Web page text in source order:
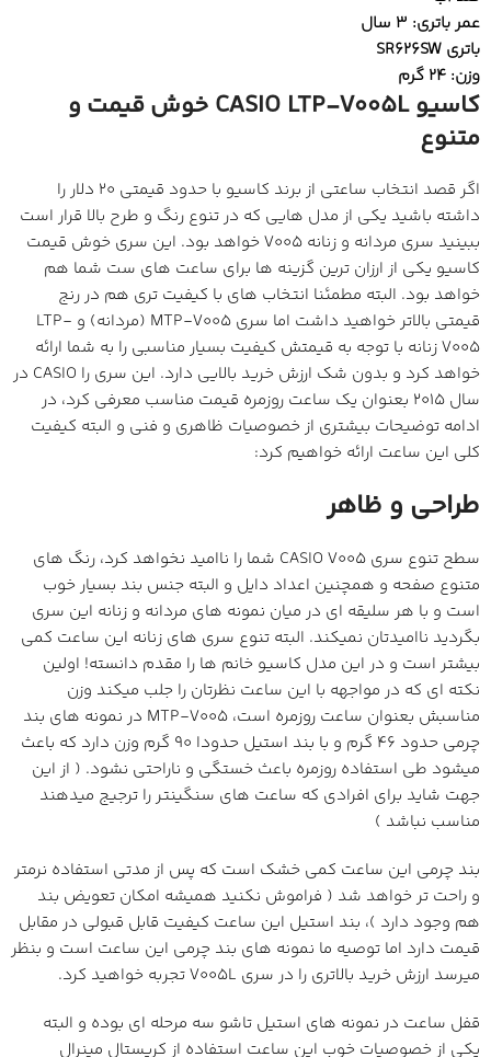
عمر باتری: 3 سال
باتری SR626SW
وزن: 24 گرم
کاسیو CASIO LTP-V005L خوش قیمت و
متنوع
اگر قصد انتخاب ساعتی از برند کاسیو با حدود قیمتی 20 دلار را
داشته باشید یکی از مدل هایی که در تنوع رنگ و طرح بالا قرار است
ببینید سری مردانه و زنانه V005 خواهد بود. این سری خوش قیمت
کاسیو یکی از ارزان ترین گزینه ها برای ساعت های ست شما هم
خواهد بود. البته مطمئنا انتخاب های با کیفیت تری هم در رنج
قیمتی بالاتر خواهید داشت اما سری MTP-V005 (مردانه) و LTP-
V005 زنانه با توجه به قیمتش کیفیت بسیار مناسبی را به شما ارائه
خواهد کرد و بدون شک ارزش خرید بالایی دارد. این سری را CASIO در
سال 2015 بعنوان یک ساعت روزمره قیمت مناسب معرفی کرد، در
ادامه توضیحات بیشتری از خصوصیات ظاهری و فنی و البته کیفیت
کلی این ساعت ارائه خواهیم کرد:
طراحی و ظاهر
سطح تنوع سری CASIO V005 شما را ناامید نخواهد کرد، رنگ های
متنوع صفحه و همچنین اعداد دایل و البته جنس بند بسیار خوب
است و با هر سلیقه ای در میان نمونه های مردانه و زنانه این سری
بگردید ناامیدتان نمیکند. البته تنوع سری های زنانه این ساعت کمی
بیشتر است و در این مدل کاسیو خانم ها را مقدم دانسته! اولین
نکته ای که در مواجهه با این ساعت نظرتان را جلب میکند وزن
مناسبش بعنوان ساعت روزمره است، MTP-V005 در نمونه های بند
چرمی حدود 46 گرم و با بند استیل حدودا 90 گرم وزن دارد که باعث
میشود طی استفاده روزمره باعث خستگی و ناراحتی نشود. ( از این
جهت شاید برای افرادی که ساعت های سنگینتر را ترجیج میدهند
مناسب نباشد )
بند چرمی این ساعت کمی خشک است که پس از مدتی استفاده نرمتر
و راحت تر خواهد شد ( فراموش نکنید همیشه امکان تعویض بند
هم وجود دارد )، بند استیل این ساعت کیفیت قابل قبولی در مقابل
قیمت دارد اما توصیه ما نمونه های بند چرمی این ساعت است و بنظر
میرسد ارزش خرید بالاتری را در سری V005L تجربه خواهید کرد.
قفل ساعت در نمونه های استیل تاشو سه مرحله ای بوده و البته
یکی از خصوصیات خوب این ساعت استفاده از کریستال مینرال